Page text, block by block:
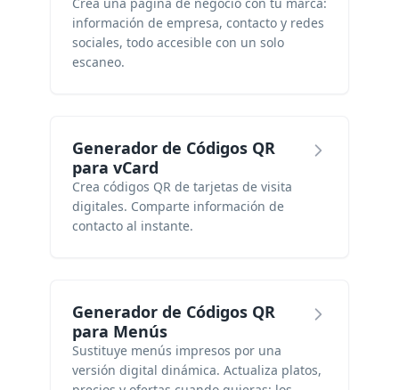
información de empresa, contacto y redes
sociales, todo accesible con un solo
escaneo.
Generador de Códigos QR
para vCard
Crea códigos QR de tarjetas de visita
digitales. Comparte información de
contacto al instante.
Generador de Códigos QR
para Menús
Sustituye menús impresos por una
versión digital dinámica. Actualiza platos,